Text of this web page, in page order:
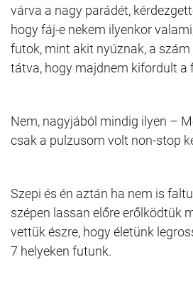
várva a nagy parádét,
hogy fáj-e nekem ilyenkor
futok, mint akit nyúznak, a
tátva, hogy majdnem kifordult a
Nem, nagyjából mindig ilyen –
csak a pulzusom volt non-stop
Szepi és én aztán ha nem is
szépen lassan előre erőlködtük
vettük észre, hogy életünk
7 helyeken futunk.